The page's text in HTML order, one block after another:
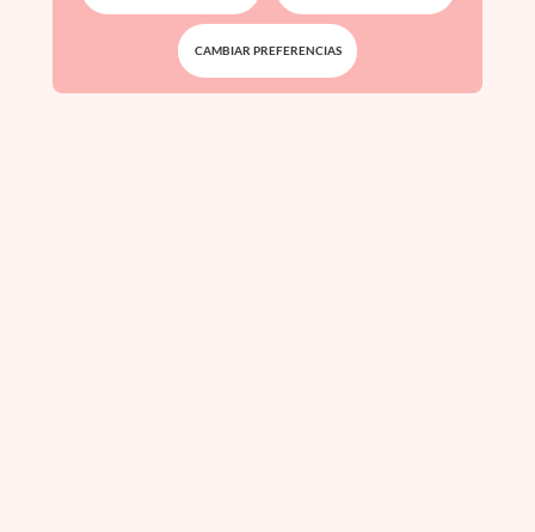
CAMBIAR PREFERENCIAS